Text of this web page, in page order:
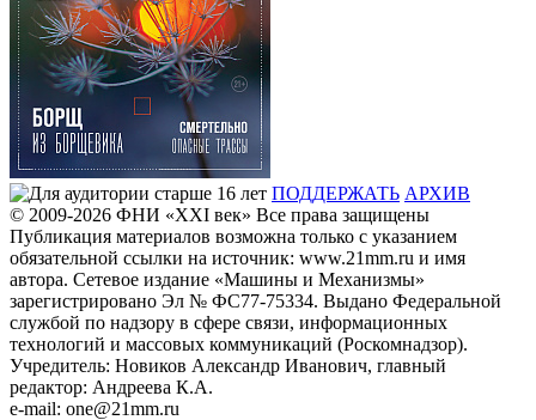
ПОДДЕРЖАТЬ АРХИВ
© 2009-2026 ФHИ «XXI век» Все права защищены
Публикация материалов возможна только с указанием
обязательной ссылки на источник: www.21mm.ru и имя
автора. Сетевое издание «Машины и Механизмы»
зарегистрировано Эл № ФС77-75334. Выдано Федеральной
службой по надзору в сфере связи, информационных
технологий и массовых коммуникаций (Роскомнадзор).
Учредитель: Новиков Александр Иванович, главный
редактор: Андреева К.А.
e-mail: one@21mm.ru